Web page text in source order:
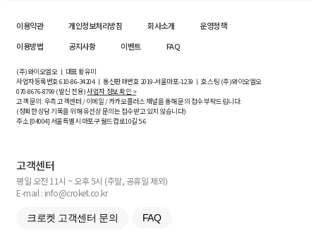
이용약관 개인정보처리방침 회사소개
운영정책
이용방법
공지사항 이벤트 FAQ
(주)와이오엘오 ㅣ 대표 황유미
사업자등록번호610-86-34204ㅣ 통신판매번호 2019-서울마포-1239 ㅣ 호스팅 (주)와이오엘오
070-8676-8799 (발신 전용)사업자 정보 확인 >
고객 문의: 우측 고객센터 / 이메일 / 카카오플러스 채널을 통해 문의 접수 부탁드립니다.
(정확한 상담 기록을 위해 유선상 문의는 접수받고 있지 않습니다)
주소 [04004] 서울특별시 마포구 월드컵로10길5-6
고객센터
평일 오전 11시 ~ 오후 5시 (주말, 공휴일 제외)
E-mail : info@croket.co.kr
크로켓 고객센터 문의 FAQ